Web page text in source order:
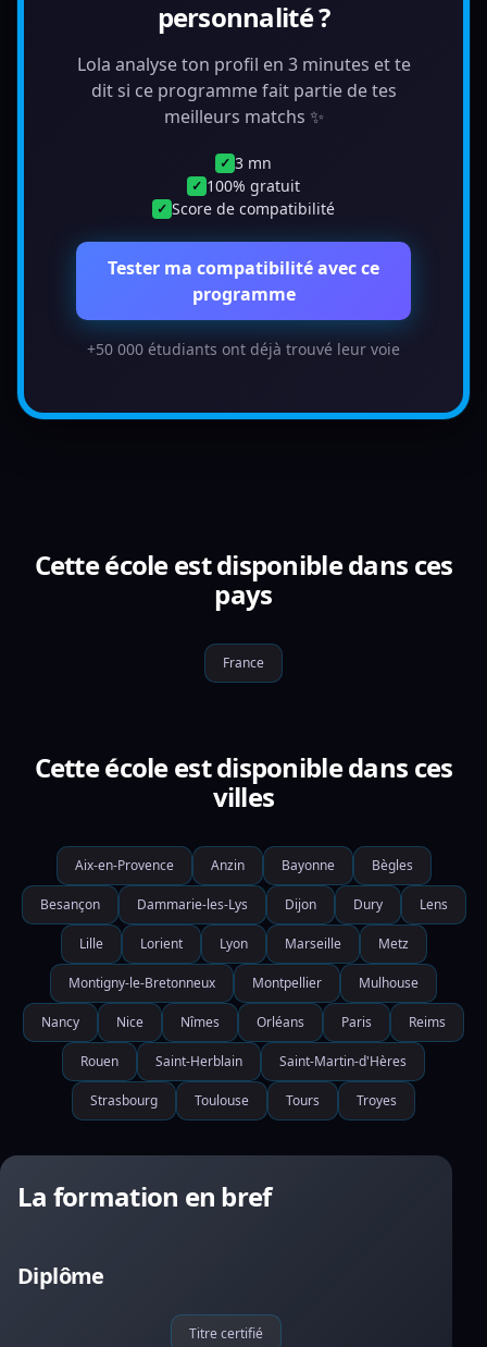
personnalité ?
Lola analyse ton profil en 3 minutes et te
dit si ce programme fait partie de tes
meilleurs matchs ✨
✓ 3 mn
✓ 100% gratuit
✓ Score de compatibilité
Tester ma compatibilité avec ce
programme
+50 000 étudiants ont déjà trouvé leur voie
Cette école est disponible dans ces
pays
France
Cette école est disponible dans ces
villes
Aix-en-Provence Anzin Bayonne Bègles
Besançon Dammarie-les-Lys Dijon Dury Lens
Lille Lorient Lyon Marseille Metz
Montigny-le-Bretonneux Montpellier Mulhouse
Nancy Nice Nîmes Orléans Paris Reims
Rouen Saint-Herblain Saint-Martin-d'Hères
Strasbourg Toulouse Tours Troyes
La formation en bref
Diplôme
Titre certifié